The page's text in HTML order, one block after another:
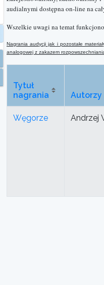
audialnymi dostępna on-line na
Wszelkie uwagi na temat
Nagrania audycji jak i pozostałe
analogowej z zakazem
Tytuł
nagrania
Autorzy
Węgorze Andrzej